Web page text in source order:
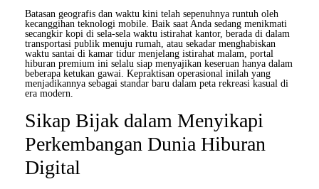
Batasan geografis dan waktu kini telah sepenuhnya runtuh oleh
kecanggihan teknologi mobile. Baik saat Anda sedang menikmati
secangkir kopi di sela-sela waktu istirahat kantor, berada di dalam
transportasi publik menuju rumah, atau sekadar menghabiskan
waktu santai di kamar tidur menjelang istirahat malam, portal
hiburan premium ini selalu siap menyajikan keseruan hanya dalam
beberapa ketukan gawai. Kepraktisan operasional inilah yang
menjadikannya sebagai standar baru dalam peta rekreasi kasual di
era modern.
Sikap Bijak dalam Menyikapi
Perkembangan Dunia Hiburan
Digital